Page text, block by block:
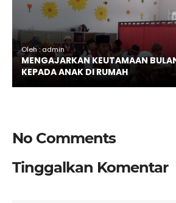
Oleh : admin
MENGAJARKAN KEUTAMAAN
KEPADA ANAK DI RUMAH
No Comments
Tinggalkan Komentar